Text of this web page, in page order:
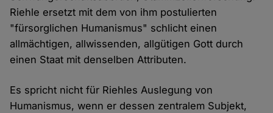
Riehle ersetzt mit dem von ihm postulierten
"fürsorglichen Humanismus" schlicht einen
allmächtigen, allwissenden, allgütigen Gott durch
einen Staat mit denselben Attributen.
Es spricht nicht für Riehles Auslegung von
Humanismus, wenn er dessen zentralem Subjekt,